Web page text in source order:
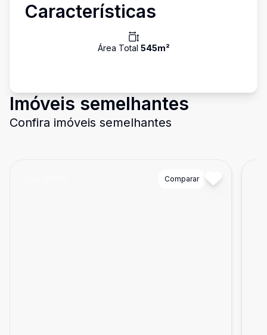
Características
Área Total 545m²
Imóveis semelhantes
Confira imóveis semelhantes
Comparar